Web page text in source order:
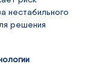
нестабильного
решения